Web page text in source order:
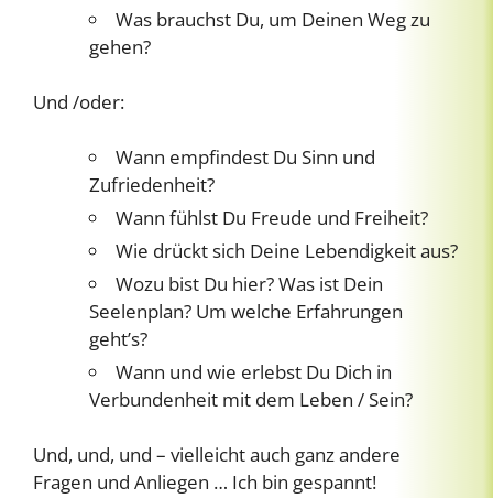
Was brauchst Du, um Deinen Weg zu
gehen?
Und /oder:
Wann empfindest Du Sinn und
Zufriedenheit?
Wann fühlst Du Freude und Freiheit?
Wie drückt sich Deine Lebendigkeit aus?
Wozu bist Du hier? Was ist Dein
Seelenplan? Um welche Erfahrungen
geht’s?
Wann und wie erlebst Du Dich in
Verbundenheit mit dem Leben / Sein?
Und, und, und – vielleicht auch ganz andere
Fragen und Anliegen … Ich bin gespannt!